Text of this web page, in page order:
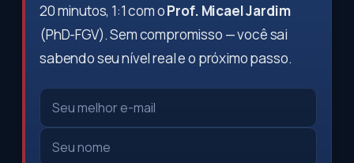
20 minutos, 1:1 com oProf. Micael Jardim
(PhD-FGV). Sem compromisso — você sai
sabendo seu nível real e o próximo passo.